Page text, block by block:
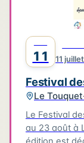
11 11
Festival
Le
Le Festival
au 23 août à Le